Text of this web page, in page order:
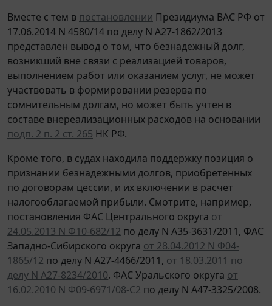
Вместе с тем в постановлении Президиума ВАС РФ от
17.06.2014 N 4580/14 по делу N А27-1862/2013
представлен вывод о том, что безнадежный долг,
возникший вне связи с реализацией товаров,
выполнением работ или оказанием услуг, не может
участвовать в формировании резерва по
сомнительным долгам, но может быть учтен в
составе внереализационных расходов на основании
подп. 2 п. 2 ст. 265 НК РФ.
Кроме того, в судах находила поддержку позиция о
признании безнадежными долгов, приобретенных
по договорам цессии, и их включении в расчет
налогооблагаемой прибыли. Смотрите, например,
постановления ФАС Центрального округа от
24.05.2013 N Ф10-682/12 по делу N А35-3631/2011, ФАС
Западно-Сибирского округа от 28.04.2012 N Ф04-
1865/12 по делу N А27-4466/2011, от 18.03.2011 по
делу N А27-8234/2010, ФАС Уральского округа от
16.02.2010 N Ф09-6971/08-С2 по делу N А47-3325/2008.